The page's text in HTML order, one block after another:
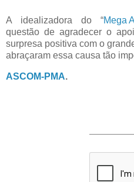
A idealizadora do “Mega
questão de agradecer o
surpresa positiva com o
abraçaram essa causa tão
ASCOM-PMA.